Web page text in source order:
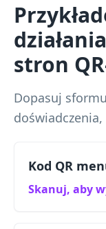
stron
Dopasuj
Kod QR
Skanuj, aby